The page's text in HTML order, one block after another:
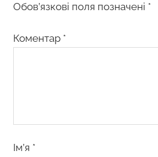
Обов’язкові поля позначені *
Коментар *
Ім’я *